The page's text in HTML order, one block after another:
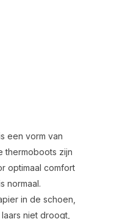
een vorm van
thermoboots zijn
optimaal comfort
normaal.
in de schoen,
niet droogt,